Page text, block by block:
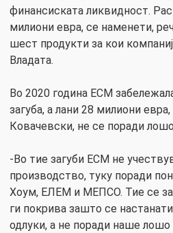
финансиската ликвидност.
милиони евра, се наменети,
шест продукти за кои
Владата.
Во 2020 година ЕСМ
загуба, а лани 28 милиони
Ковачевски, не се поради
-Во тие загуби ЕСМ не
производство, туку поради
Хоум, ЕЛЕМ и МЕПСО. Тие се
ги покрива зашто се
одлуки, а не поради наше